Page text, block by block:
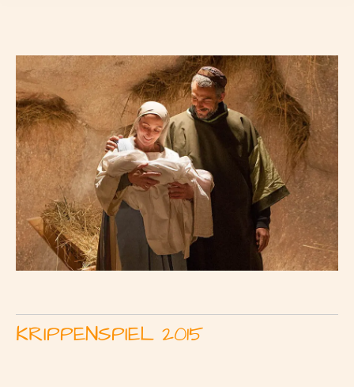
KRIPPENSPIEL 2015